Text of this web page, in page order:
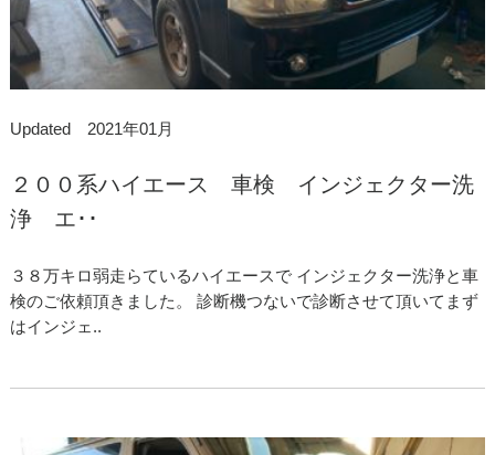
Updated 2021年01月
２００系ハイエース 車検 インジェクター洗
浄 エ･･
３８万キロ弱走らているハイエースで インジェクター洗浄と車
検のご依頼頂きました。 診断機つないで診断させて頂いてまず
はインジェ..